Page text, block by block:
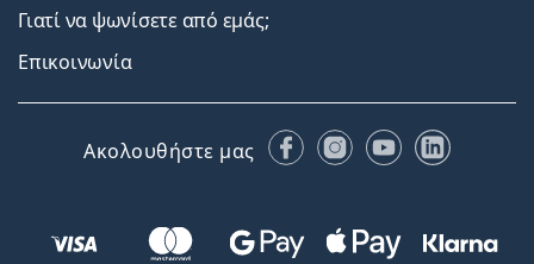
Γιατί να ψωνίσετε από εμάς;
Επικοινωνία
Ακολουθήστε μας FacebookInstagram
YouTubeLinkedIn